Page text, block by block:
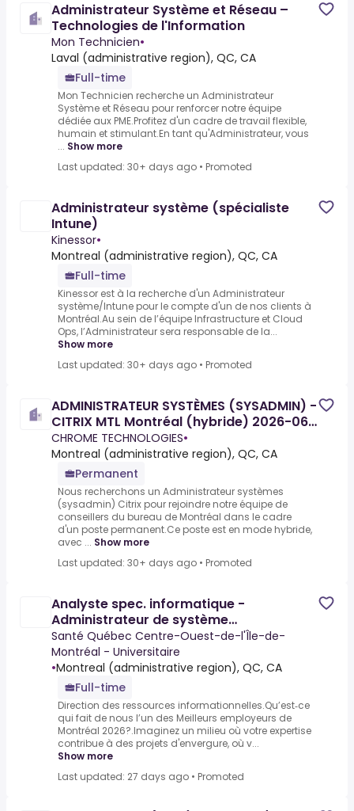
Administrateur Système et Réseau –
Technologies de l'Information
Mon Technicien•
Laval (administrative region), QC, CA
Full-time
Mon Technicien recherche un Administrateur
Système et Réseau pour renforcer notre équipe
dédiée aux PME.Profitez d'un cadre de travail flexible,
humain et stimulant.En tant qu'Administrateur, vous
... Show more
Last updated: 30+ days ago • Promoted
Administrateur système (spécialiste
Intune)
Kinessor•
Montreal (administrative region), QC, CA
Full-time
Kinessor est à la recherche d'un Administrateur
système/Intune pour le compte d'un de nos clients à
Montréal.Au sein de l’équipe Infrastructure et Cloud
Ops, l’Administrateur sera responsable de la...
Show more
Last updated: 30+ days ago • Promoted
ADMINISTRATEUR SYSTÈMES (SYSADMIN) -
CITRIX MTL Montréal (hybride) 2026-06-
19
CHROME TECHNOLOGIES•
Montreal (administrative region), QC, CA
Permanent
Nous recherchons un Administrateur systèmes
(sysadmin) Citrix pour rejoindre notre équipe de
conseillers du bureau de Montréal dans le cadre
d'un poste permanent.Ce poste est en mode hybride,
avec ... Show more
Last updated: 30+ days ago • Promoted
Analyste spec. informatique -
Administrateur de système
d'infrastructure TI (40h)
Santé Québec Centre-Ouest-de-l'Île-de-
Montréal - Universitaire
•Montreal (administrative region), QC, CA
Full-time
Direction des ressources informationnelles.Qu’est‑ce
qui fait de nous l’un des Meilleurs employeurs de
Montréal 2026?.Imaginez un milieu où votre expertise
contribue à des projets d'envergure, où v...
Show more
Last updated: 27 days ago • Promoted